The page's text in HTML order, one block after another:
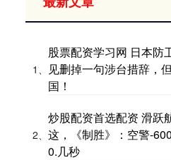
1、
股票配资学习网 日本防
见删掉一句涉台措辞，
国！
2、
炒股配资首选配资 滑跃
这，《制胜》：空警-
0.几秒